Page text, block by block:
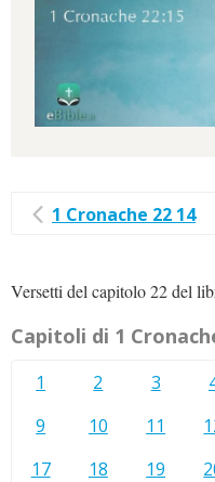
1 Cronache 22 14
Versetti del capitolo 22 del
Capitoli di 1
1 2 3
9
10 11
17
18 19